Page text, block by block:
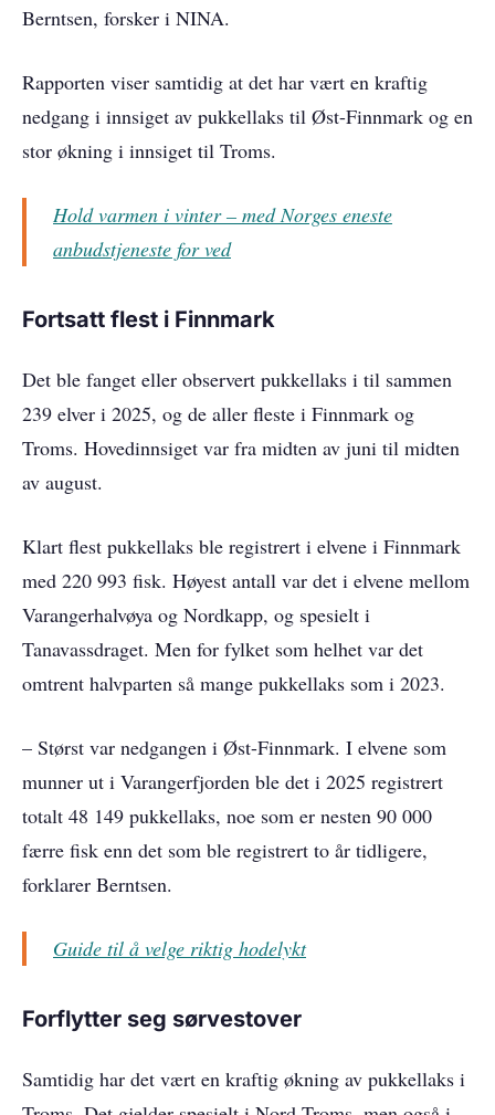
Berntsen, forsker i NINA.
Rapporten viser samtidig at det har vært en kraftig
nedgang i innsiget av pukkellaks til Øst-Finnmark og en
stor økning i innsiget til Troms.
Hold varmen i vinter – med Norges eneste
anbudstjeneste for ved
Fortsatt flest i Finnmark
Det ble fanget eller observert pukkellaks i til sammen
239 elver i 2025, og de aller fleste i Finnmark og
Troms. Hovedinnsiget var fra midten av juni til midten
av august.
Klart flest pukkellaks ble registrert i elvene i Finnmark
med 220 993 fisk. Høyest antall var det i elvene mellom
Varangerhalvøya og Nordkapp, og spesielt i
Tanavassdraget. Men for fylket som helhet var det
omtrent halvparten så mange pukkellaks som i 2023.
– Størst var nedgangen i Øst-Finnmark. I elvene som
munner ut i Varangerfjorden ble det i 2025 registrert
totalt 48 149 pukkellaks, noe som er nesten 90 000
færre fisk enn det som ble registrert to år tidligere,
forklarer Berntsen.
Guide til å velge riktig hodelykt
Forflytter seg sørvestover
Samtidig har det vært en kraftig økning av pukkellaks i